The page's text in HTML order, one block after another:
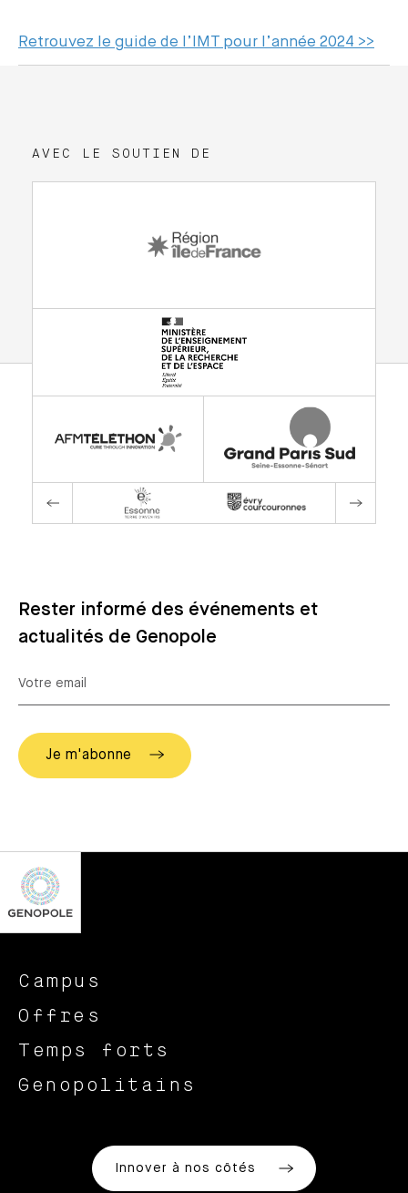
Retrouvez le guide de l’IMT pour l’année 2024 >>
AVEC LE SOUTIEN DE
Rester informé des événements et
actualités de Genopole
Campus
Offres
Temps forts
Genopolitains
Innover à nos côtés